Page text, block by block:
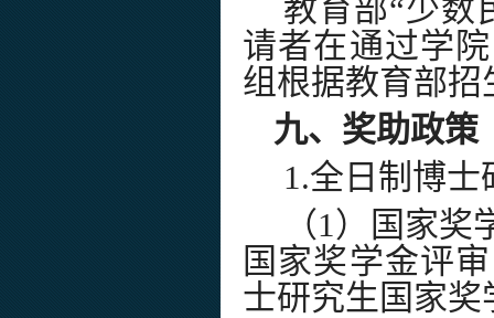
教育部“少数
请者在通过学
组根据教育部
九、奖助政策
1.全日制博士
（1）国家奖
国家奖学金评
士研究生国家